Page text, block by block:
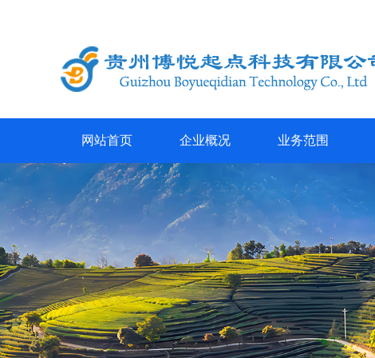
网站首页 企业概况 业务范围